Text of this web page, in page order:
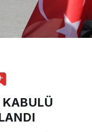
KABULÜ